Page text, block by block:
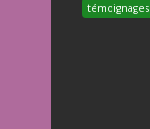
témoignages